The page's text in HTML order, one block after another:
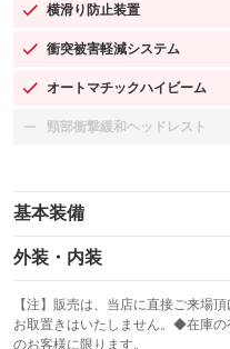
横滑り防止装置
：装備あり
衝突被害軽減システム
：装備あり
オートマチックハイビーム
：装備あり
頸部衝撃緩和ヘッドレスト
：装備なし
基本装備
エアバッグ：運転席/助手席/サ
：装備あり
：装備なし
サンルーフ
：装備なし
外装・内装
カーナビ
：装備なし
TV：フルセグ
：装備あり
【注】販売は、当店に直接ご来場
お取置きはいたしません。◆在庫
のお客様に限ります。